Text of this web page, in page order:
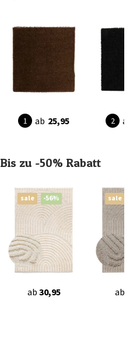
ab 25,95 ab
Bis zu -50% Rabatt
sale -56%
ab 30,95
sale
ab